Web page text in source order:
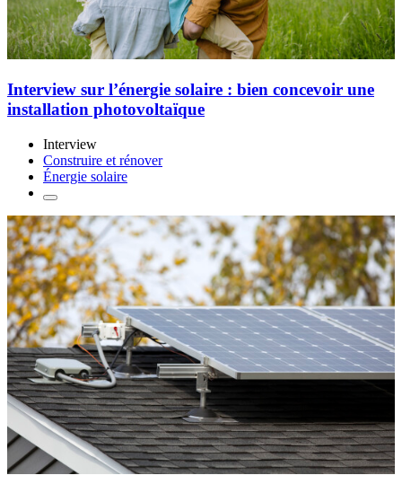
Interview sur l’énergie solaire : bien concevoir une
installation photovoltaïque
Interview
Construire et rénover
Énergie solaire